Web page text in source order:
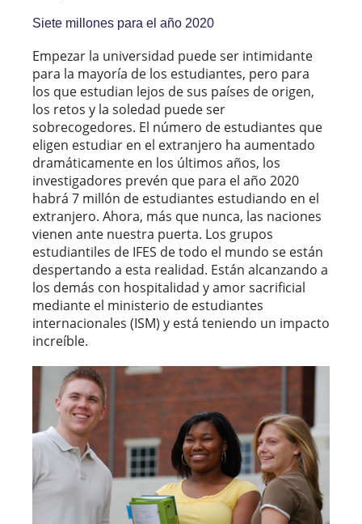
Siete millones para el año 2020
Empezar la universidad puede ser intimidante
para la mayoría de los estudiantes, pero para
los que estudian lejos de sus países de origen,
los retos y la soledad puede ser
sobrecogedores. El número de estudiantes que
eligen estudiar en el extranjero ha aumentado
dramáticamente en los últimos años, los
investigadores prevén que para el año 2020
habrá 7 millón de estudiantes estudiando en el
extranjero. Ahora, más que nunca, las naciones
vienen ante nuestra puerta. Los grupos
estudiantiles de IFES de todo el mundo se están
despertando a esta realidad. Están alcanzando a
los demás con hospitalidad y amor sacrificial
mediante el ministerio de estudiantes
internacionales (ISM) y está teniendo un impacto
increíble.